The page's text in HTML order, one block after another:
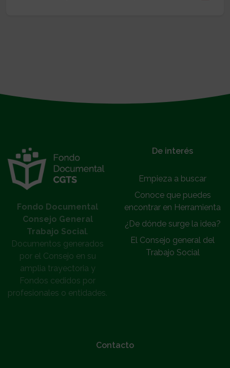
Fondo Documental
Consejo General
Trabajo Social.
Documentos generados
por el Consejo en su
amplia trayectoria y
Fondos cedidos por
profesionales o entidades.
De interés
Empieza a buscar
Conoce que puedes
encontrar en Herramienta
¿De dónde surge la idea?
El Consejo general del
Trabajo Social
Contacto